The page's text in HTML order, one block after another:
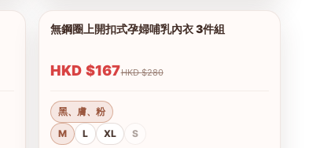
無鋼圈上開扣式孕婦哺乳內衣 3件組
HKD $167 HKD $280
黑、膚、粉
M
L XL S